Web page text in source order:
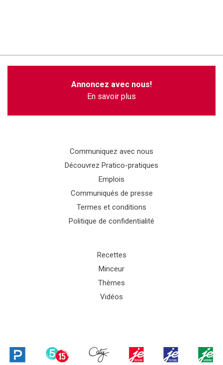
Annoncez avec nous!
En savoir plus
Communiquez avec nous
Découvrez Pratico-pratiques
Emplois
Communiqués de presse
Termes et conditions
Politique de confidentialité
Recettes
Minceur
Thèmes
Vidéos